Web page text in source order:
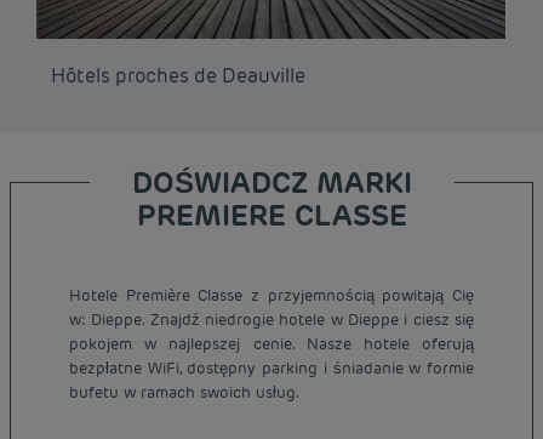
Hôtels proches de Deauville
DOŚWIADCZ MARKI
PREMIERE CLASSE
Hotele Première Classe z przyjemnością powitają Cię
w: Dieppe. Znajdź niedrogie hotele w Dieppe i ciesz się
pokojem w najlepszej cenie. Nasze hotele oferują
bezpłatne WiFi, dostępny parking i śniadanie w formie
bufetu w ramach swoich usług.
Tanie hotele Paryż
Tanie hotele Warszawa
Tanie hotele Wrocław
Informacje prawne